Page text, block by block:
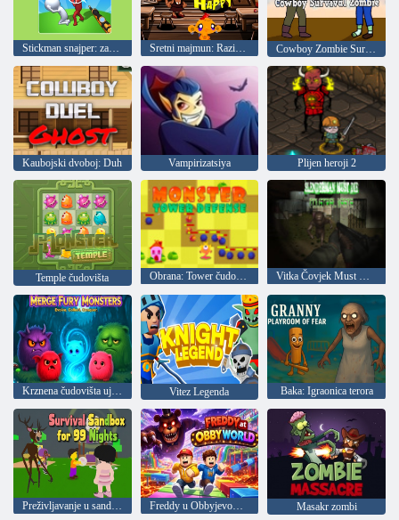
Stickman snajper: zapadni pištolj Sretni majmun: Razina 900 Cowboy Zombie Survival
Kaubojski dvoboj: Duh Vampirizatsiya Plijen heroji 2
Temple čudovišta Obrana: Tower čudovišta Vitka Čovjek Must Die: Industrijski otpad
Krznena čudovišta ujedinite se Vitez Legenda Baka: Igraonica terora
Preživljavanje u sandboxu 99 noći Freddy u Obbyjevom svijetu
Masakr zombi